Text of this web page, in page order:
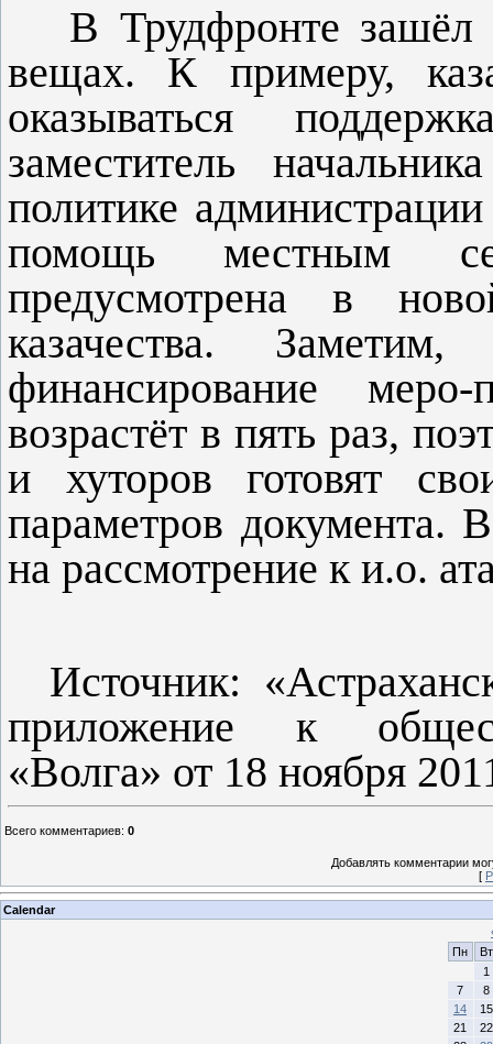
В Трудфронте зашёл
вещах. К примеру,
оказываться
заместитель
политике
помощь местным
предусмотрена в
казачества.
финансирование
возрастёт в пять раз,
и хуторов готовят
параметров документа.
на рассмотрение к и.о.
Источник:
приложение к
«Волга» от 18 ноября
Всего комментариев: 0
Добавлять комментарии
[
Calendar
Пн
Вт
1
7
8
14
15
21
22